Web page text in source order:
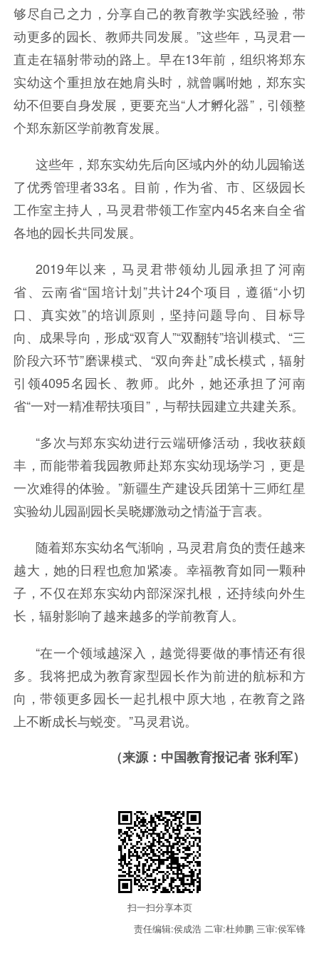
够尽自己之力，分享自己的教育教学实践经验，带
动更多的园长、教师共同发展。”这些年，马灵君一
直走在辐射带动的路上。早在13年前，组织将郑东
实幼这个重担放在她肩头时，就曾嘱咐她，郑东实
幼不但要自身发展，更要充当“人才孵化器”，引领整
个郑东新区学前教育发展。
这些年，郑东实幼先后向区域内外的幼儿园输送
了优秀管理者33名。目前，作为省、市、区级园长
工作室主持人，马灵君带领工作室内45名来自全省
各地的园长共同发展。
2019年以来，马灵君带领幼儿园承担了河南
省、云南省“国培计划”共计24个项目，遵循“小切
口、真实效”的培训原则，坚持问题导向、目标导
向、成果导向，形成“双育人”“双翻转”培训模式、“三
阶段六环节”磨课模式、“双向奔赴”成长模式，辐射
引领4095名园长、教师。此外，她还承担了河南
省“一对一精准帮扶项目”，与帮扶园建立共建关系。
“多次与郑东实幼进行云端研修活动，我收获颇
丰，而能带着我园教师赴郑东实幼现场学习，更是
一次难得的体验。”新疆生产建设兵团第十三师红星
实验幼儿园副园长吴晓娜激动之情溢于言表。
随着郑东实幼名气渐响，马灵君肩负的责任越来
越大，她的日程也愈加紧凑。幸福教育如同一颗种
子，不仅在郑东实幼内部深深扎根，还持续向外生
长，辐射影响了越来越多的学前教育人。
“在一个领域越深入，越觉得要做的事情还有很
多。我将把成为教育家型园长作为前进的航标和方
向，带领更多园长一起扎根中原大地，在教育之路
上不断成长与蜕变。”马灵君说。
（来源：中国教育报记者 张利军）
扫一扫分享本页
责任编辑:侯成浩 二审:杜帅鹏 三审:侯军锋